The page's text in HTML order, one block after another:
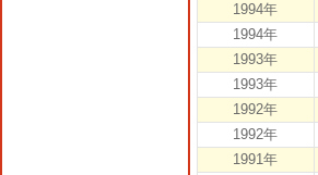
1994年
1994年
1993年
1993年
1992年
1992年
1991年